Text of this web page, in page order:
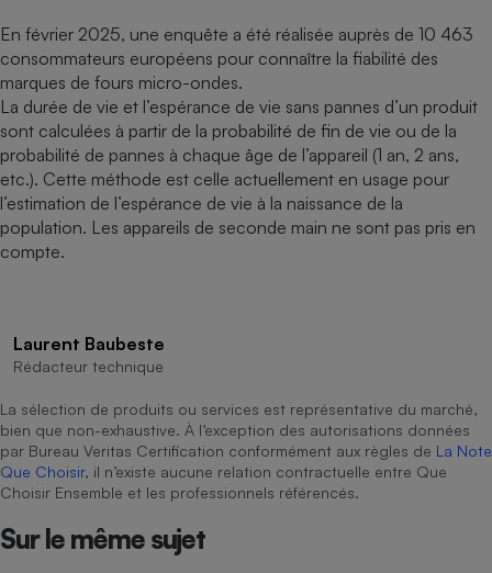
En février 2025, une enquête a été réalisée auprès de 10 463
consommateurs européens pour connaître la fiabilité des
marques de fours micro-ondes.
La durée de vie et l’espérance de vie sans pannes d’un produit
sont calculées à partir de la probabilité de fin de vie ou de la
probabilité de pannes à chaque âge de l’appareil (1 an, 2 ans,
etc.). Cette méthode est celle actuellement en usage pour
l’estimation de l’espérance de vie à la naissance de la
population. Les appareils de seconde main ne sont pas pris en
compte.
Laurent Baubeste
Rédacteur technique
La sélection de produits ou services est représentative du marché,
bien que non-exhaustive. À l’exception des autorisations données
par Bureau Veritas Certification conformément aux règles de La Note
Que Choisir, il n’existe aucune relation contractuelle entre Que
Choisir Ensemble et les professionnels référencés.
Sur le même sujet